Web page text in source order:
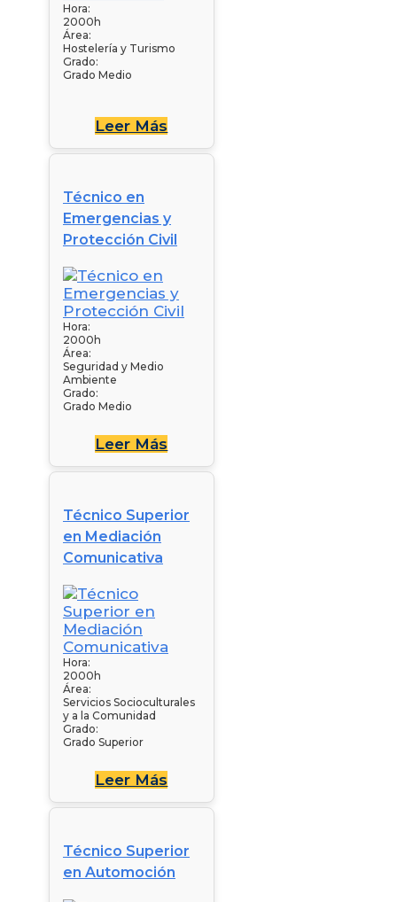
Hora:
2000h
Área:
Hostelería y Turismo
Grado:
Grado Medio
Leer Más
Técnico en
Emergencias y
Protección Civil
Hora:
2000h
Área:
Seguridad y Medio
Ambiente
Grado:
Grado Medio
Leer Más
Técnico Superior
en Mediación
Comunicativa
Hora:
2000h
Área:
Servicios Socioculturales
y a la Comunidad
Grado:
Grado Superior
Leer Más
Técnico Superior
en Automoción